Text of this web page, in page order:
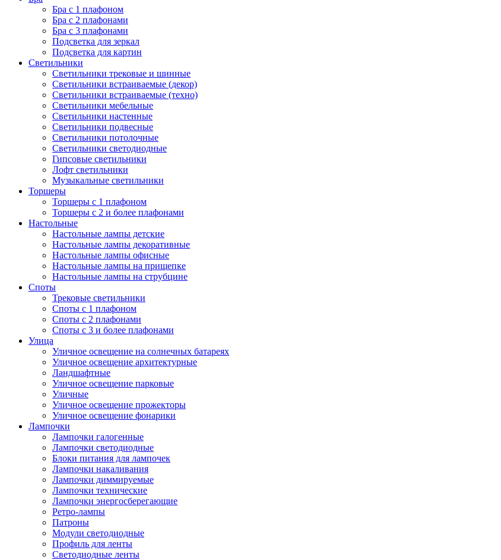
Бра с 1 плафоном
Бра с 2 плафонами
Бра с 3 плафонами
Подсветка для зеркал
Подсветка для картин
Светильники
Светильники трековые и шинные
Светильники встраиваемые (декор)
Светильники встраиваемые (техно)
Светильники мебельные
Светильники настенные
Светильники подвесные
Светильники потолочные
Светильники светодиодные
Гипсовые светильники
Лофт светильники
Музыкальные светильники
Торшеры
Торшеры с 1 плафоном
Торшеры с 2 и более плафонами
Настольные
Настольные лампы детские
Настольные лампы декоративные
Настольные лампы офисные
Настольные лампы на прищепке
Настольные лампы на струбцине
Споты
Трековые светильники
Споты с 1 плафоном
Споты с 2 плафонами
Споты с 3 и более плафонами
Улица
Уличное освещение на солнечных батареях
Уличное освещение архитектурные
Ландшафтные
Уличное освещение парковые
Уличные
Уличное освещение прожекторы
Уличное освещение фонарики
Лампочки
Лампочки галогенные
Лампочки светодиодные
Блоки питания для лампочек
Лампочки накаливания
Лампочки диммируемые
Лампочки технические
Лампочки энергосберегающие
Ретро-лампы
Патроны
Модули светодиодные
Профиль для ленты
Светодиодные ленты